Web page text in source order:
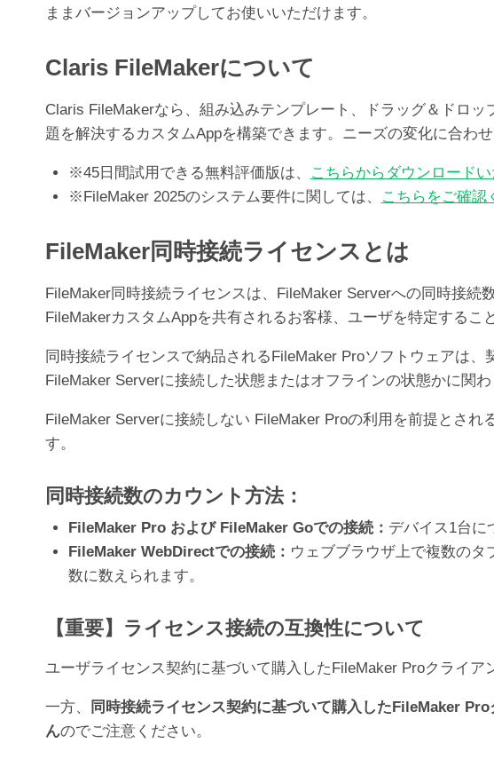
ままバージョンアップしてお使いいただけます。
Claris FileMakerについて
Claris FileMakerなら、組み込みテンプレート、ドラッグ＆ドロ
題を解決するカスタムAppを構築できます。ニーズの変化に合わ
※45日間試用できる無料評価版は、 こちらからダウンロード
※FileMaker 2025のシステム要件に関しては、
こちらをご確認
FileMaker同時接続ライセンスとは
FileMaker同時接続ライセンスは、FileMaker Serverへの同時接
FileMakerカスタムAppを共有されるお客様、ユーザを特定するこ
同時接続ライセンスで納品されるFileMaker Proソフトウェアは
FileMaker Serverに接続した状態またはオフラインの状態かに関
FileMaker Serverに接続しない FileMaker Proの利用を前提とさ
す。
同時接続数のカウント方法：
FileMaker Pro および FileMaker Goでの接続： デバイス1台に
FileMaker WebDirectでの接続： ウェブブラウザ上で複数のタ
数に数えられます。
【重要】ライセンス接続の互換性について
ユーザライセンス契約に基づいて購入したFileMaker Proクライ
一方、
同時接続ライセンス契約に基づいて購入したFileMaker
んのでご注意ください。